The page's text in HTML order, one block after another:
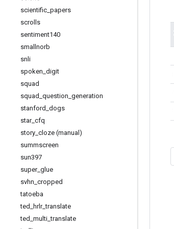
scientific papers
scrolls
sentiment140
smallnorb
snli
spoken digit
squad
squad question generation
stanford dogs
star_ cfq
story cloze (manual)
summscreen
sun397
super_ glue
svhn cropped
tatoeba
ted
hrlr_translate
ted multi _translate